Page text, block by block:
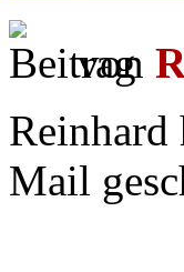
von
Reinhard
Mail